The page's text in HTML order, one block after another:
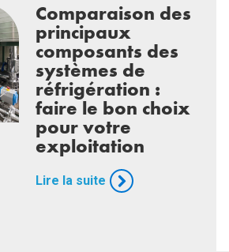
Comparaison des
principaux
composants des
systèmes de
réfrigération :
faire le bon choix
pour votre
exploitation
Lire la suite